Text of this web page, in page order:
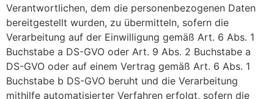
Verantwortlichen, dem die personenbezogenen Daten
bereitgestellt wurden, zu übermitteln, sofern die
Verarbeitung auf der Einwilligung gemäß Art. 6 Abs. 1
Buchstabe a DS-GVO oder Art. 9 Abs. 2 Buchstabe a
DS-GVO oder auf einem Vertrag gemäß Art. 6 Abs. 1
Buchstabe b DS-GVO beruht und die Verarbeitung
mithilfe automatisierter Verfahren erfolgt, sofern die